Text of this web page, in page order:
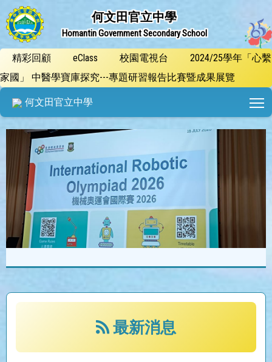
何文田官立中學
Homantin Government Secondary School
精彩回顧 eClass 校園電視台
2024/25學年「心繫
家國」 中醫學寶庫探究---專題研習報告比賽暨成果展覽
何文田官立中學
最新消息